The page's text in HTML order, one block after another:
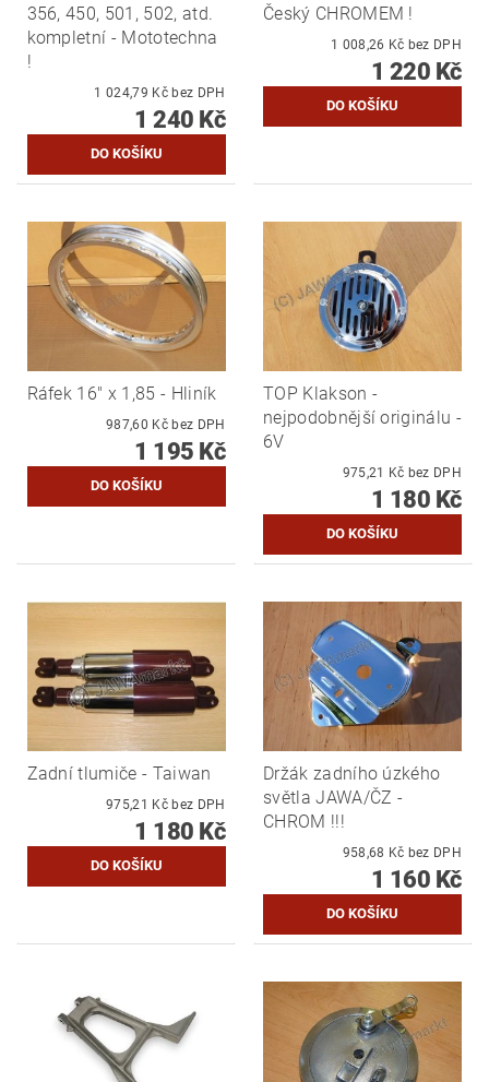
356, 450, 501, 502, atd.
kompletní - Mototechna
!
1 024,79 Kč bez DPH
1 240 Kč
Český CHROMEM !
1 008,26 Kč bez DPH
1 220 Kč
Ráfek 16" x 1,85 - Hliník
987,60 Kč bez DPH
1 195 Kč
TOP Klakson -
nejpodobnější originálu -
6V
975,21 Kč bez DPH
1 180 Kč
Zadní tlumiče - Taiwan
975,21 Kč bez DPH
1 180 Kč
Držák zadního úzkého
světla JAWA/ČZ -
CHROM !!!
958,68 Kč bez DPH
1 160 Kč